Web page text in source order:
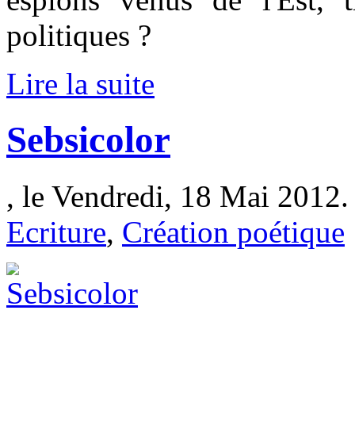
politiques ?
Lire la suite
Sebsicolor
, le Vendredi, 18 Mai
Ecriture, Création poétique